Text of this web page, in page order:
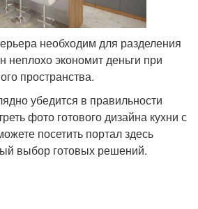
необходим для разделения
неплохо экономит деньги при
пространства.
убедится в правильности
фото готового дизайна кухни с
посетить портал здесь
выбор готовых решений.